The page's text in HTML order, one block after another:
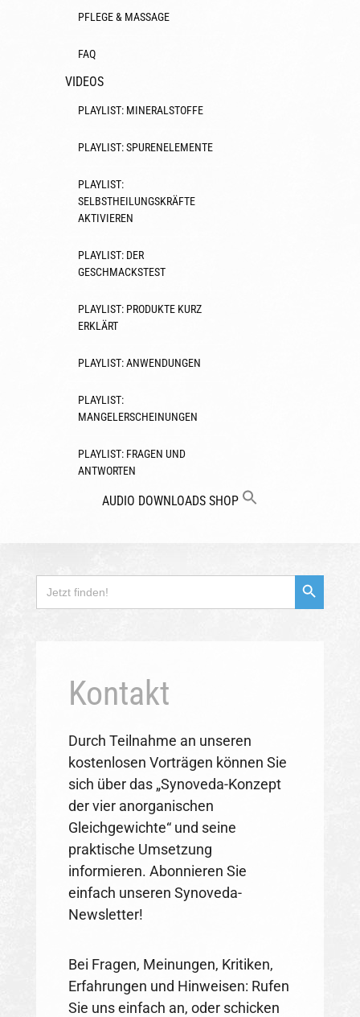
PFLEGE & MASSAGE
FAQ
VIDEOS
PLAYLIST: MINERALSTOFFE
PLAYLIST: SPURENELEMENTE
PLAYLIST:
SELBSTHEILUNGSKRÄFTE
AKTIVIEREN
PLAYLIST: DER
GESCHMACKSTEST
PLAYLIST: PRODUKTE KURZ
ERKLÄRT
PLAYLIST: ANWENDUNGEN
PLAYLIST:
MANGELERSCHEINUNGEN
PLAYLIST: FRAGEN UND
ANTWORTEN
AUDIO DOWNLOADS SHOP
Search
for:
Search Button
Kontakt
Durch Teilnahme an unseren
kostenlosen Vorträgen können Sie
sich über das „Synoveda-Konzept
der vier anorganischen
Gleichgewichte“ und seine
praktische Umsetzung
informieren. Abonnieren Sie
einfach unseren Synoveda-
Newsletter!
Bei Fragen, Meinungen, Kritiken,
Erfahrungen und Hinweisen: Rufen
Sie uns einfach an, oder schicken